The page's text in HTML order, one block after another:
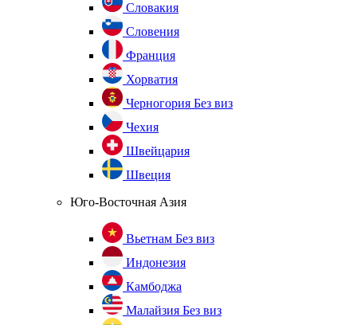
Словакия
Словения
Франция
Хорватия
Черногория Без виз
Чехия
Швейцария
Швеция
Юго-Восточная Азия
Вьетнам Без виз
Индонезия
Камбоджа
Малайзия Без виз